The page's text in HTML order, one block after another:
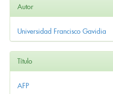
Autor
Universidad Francisco Gavidia
Título
AFP